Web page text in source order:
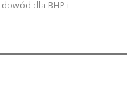
dowód dla BHP i